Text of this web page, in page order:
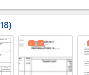
печатью
18
2 7